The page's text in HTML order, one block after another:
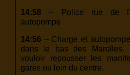
14:58 – Police rue de
autopompe
14:56 – Charge et
dans le bas des Marolles.
vouloir repousser les
gares ou loin du centre.